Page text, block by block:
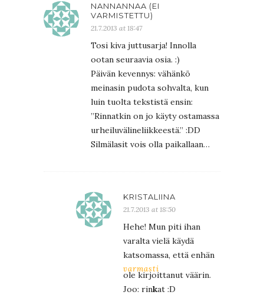
NANNANNAA (EI
VARMISTETTU)
21.7.2013 at 18:47
Tosi kiva juttusarja! Innolla
ootan seuraavia osia. :)
Päivän kevennys: vähänkö
meinasin pudota sohvalta, kun
luin tuolta tekstistä ensin:
”Rinnatkin on jo käyty ostamassa
urheiluvälineliikkeestä.” :DD
Silmälasit vois olla paikallaan…
KRISTALIINA
21.7.2013 at 18:50
Hehe! Mun piti ihan
varalta vielä käydä
katsomassa, että enhän
varmasti
ole kirjoittanut väärin.
Joo: rinkat :D